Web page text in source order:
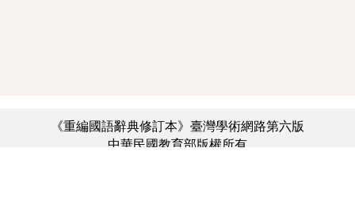
《重編國語辭典修訂本》臺灣學術網路第六版
中華民國教育部版權所有